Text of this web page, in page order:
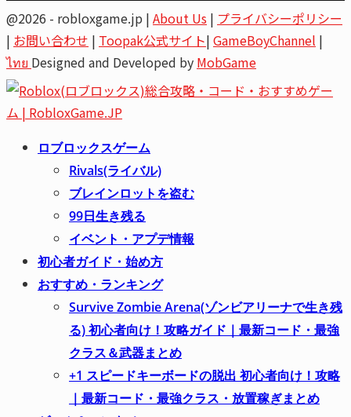
Youtube
Email
@2026 - robloxgame.jp | About Us | プライバシーポリシー
| お問い合わせ | Toopak公式サイト| GameBoyChannel |
ไทย Designed and Developed by MobGame
ロブロックスゲーム
Rivals(ライバル)
ブレインロットを盗む
99日生き残る
イベント・アプデ情報
初心者ガイド・始め方
おすすめ・ランキング
Survive Zombie Arena(ゾンビアリーナで生き残
る) 初心者向け！攻略ガイド｜最新コード・最強
クラス＆武器まとめ
+1 スピードキーボードの脱出 初心者向け！攻略
｜最新コード・最強クラス・放置稼ぎまとめ